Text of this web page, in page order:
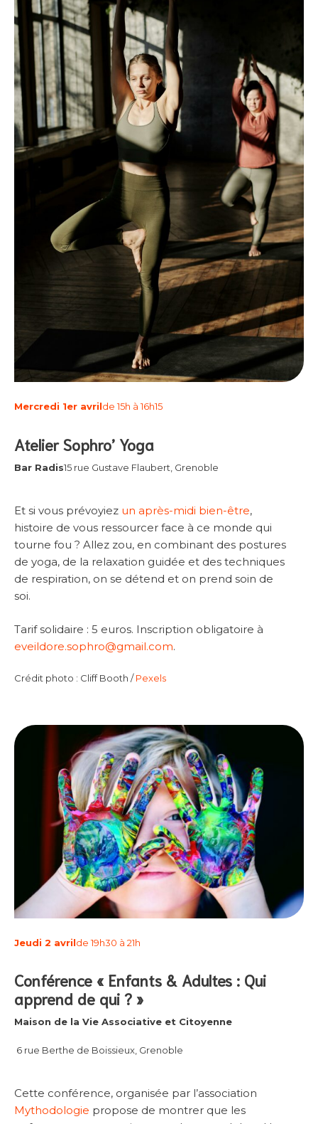
Mercredi 1er avrilde 15h à 16h15
Atelier Sophro’ Yoga
Bar Radis15 rue Gustave Flaubert, Grenoble
Et si vous prévoyiez un après-midi bien-être,
histoire de vous ressourcer face à ce monde qui
tourne fou ? Allez zou, en combinant des postures
de yoga, de la relaxation guidée et des techniques
de respiration, on se détend et on prend soin de
soi.
Tarif solidaire : 5 euros. Inscription obligatoire à
eveildore.sophro@gmail.com.
Crédit photo : Cliff Booth /Pexels
Jeudi 2 avrilde 19h30 à 21h
Conférence « Enfants & Adultes : Qui
apprend de qui ? »
Maison de la Vie Associative et Citoyenne
6 rue Berthe de Boissieux, Grenoble
Cette conférence, organisée par l’association
Mythodologie propose de montrer que les